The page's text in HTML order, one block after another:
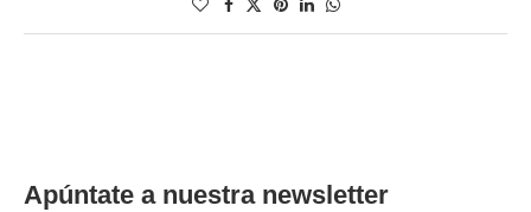
Apúntate a nuestra newsletter